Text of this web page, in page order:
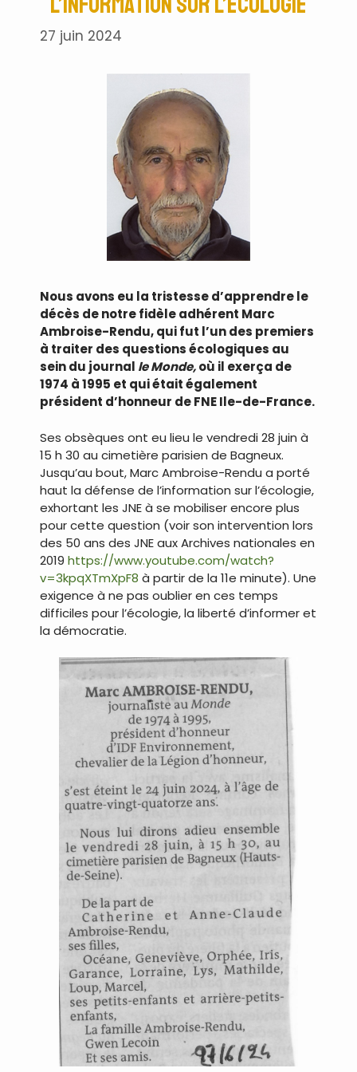
27 juin 2024
Nous avons eu la tristesse d’apprendre le
décès de notre fidèle adhérent Marc
Ambroise-Rendu, qui fut l’un des premiers
à traiter des questions écologiques au
sein du journal le Monde,où il exerça de
1974 à 1995 et qui était également
président d’honneur deFNEIle-de-France.
Ses obsèques ont eu lieu le vendredi 28 juin à
15 h 30 au cimetière parisien de Bagneux.
Jusqu’au bout, Marc Ambroise-Rendu a porté
haut la défense de l’information sur l’écologie,
exhortant les JNE à se mobiliser encore plus
pour cette question (voir son intervention lors
des 50 ans des JNE aux Archives nationales en
2019 https://www.youtube.com/watch?
v=3kpqXTmXpF8 à partir de la 11e minute). Une
exigence à ne pas oublier en ces temps
difficiles pour l’écologie, la liberté d’informer et
la démocratie.